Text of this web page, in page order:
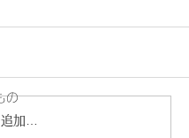
の
んとろっぽをご利用
、誠にありがとうご
の見直しを実施させ
きます。 この度、
加…